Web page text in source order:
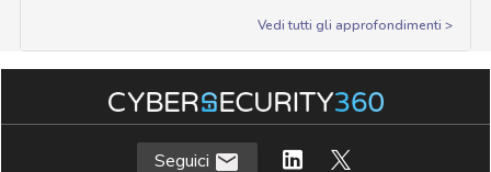
Vedi tutti gli approfondimenti >
Seguici